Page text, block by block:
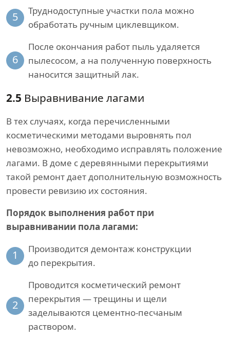
5
Труднодоступные участки пола можно
обработать ручным циклевщиком.
6
После окончания работ пыль удаляется
пылесосом, а на полученную поверхность
наносится защитный лак.
2.5 Выравнивание лагами
В тех случаях, когда перечисленными
косметическими методами выровнять пол
невозможно, необходимо исправлять положение
лагами. В доме с деревянными перекрытиями
такой ремонт дает дополнительную возможность
провести ревизию их состояния.
Порядок выполнения работ при
выравнивании пола лагами:
1
Производится демонтаж конструкции
до перекрытия.
2
Проводится косметический ремонт
перекрытия — трещины и щели
заделываются цементно-песчаным
раствором.